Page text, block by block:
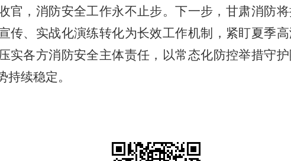
官，消防安全工作永不止步。下一步，甘肃消防将
传、实战化演练转化为长效工作机制，紧盯夏季
实各方消防安全主体责任，以常态化防控举措守护
续稳定。